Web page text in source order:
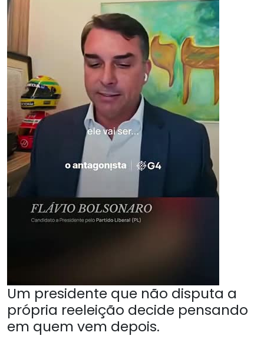
Um presidente que não disputa a
própria reeleição decide pensando
em quem vem depois.